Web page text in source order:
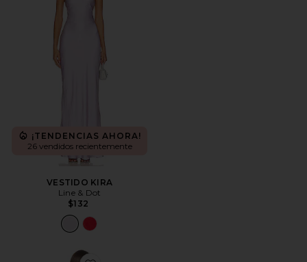
¡TENDENCIAS AHORA!
26 vendidos recientemente
VESTIDO KIRA
Line & Dot
$132